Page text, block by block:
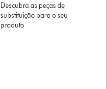
Descubra as peças de
substituição para o seu
produto